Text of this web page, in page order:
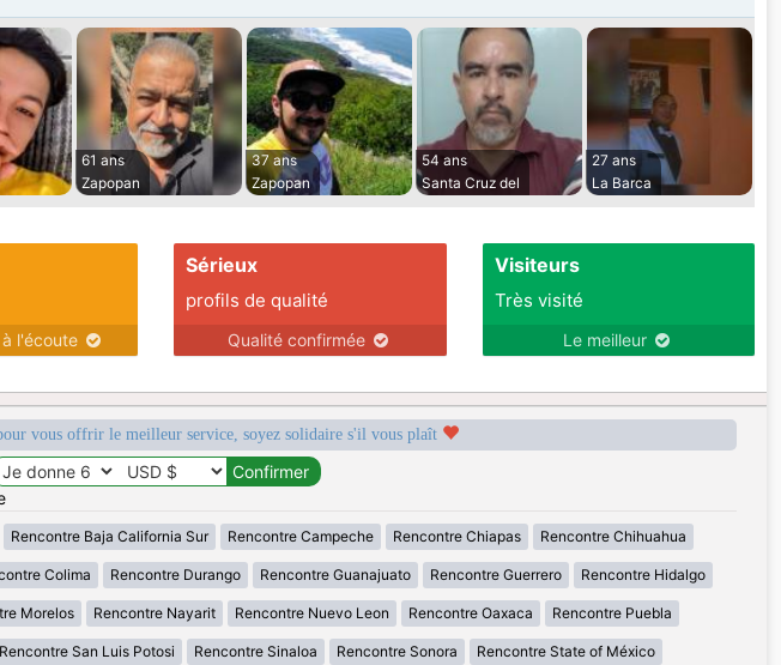
61 ans
Zapopan
37 ans
Zapopan
54 ans
Santa Cruz del
27 ans
La Barca
l'écoute
Sérieux
profils de qualité
Qualité confirmée
Visiteurs
Très visité
Le meilleur
vous offrir le meilleur service, soyez solidaire s'il vous plaît
Rencontre Baja California Sur Rencontre Campeche Rencontre Chiapas Rencontre Chihuahua
Colima Rencontre Durango Rencontre Guanajuato Rencontre Guerrero Rencontre Hidalgo
Morelos Rencontre Nayarit Rencontre Nuevo Leon Rencontre Oaxaca Rencontre Puebla
Rencontre San Luis Potosi Rencontre Sinaloa Rencontre Sonora Rencontre State of México